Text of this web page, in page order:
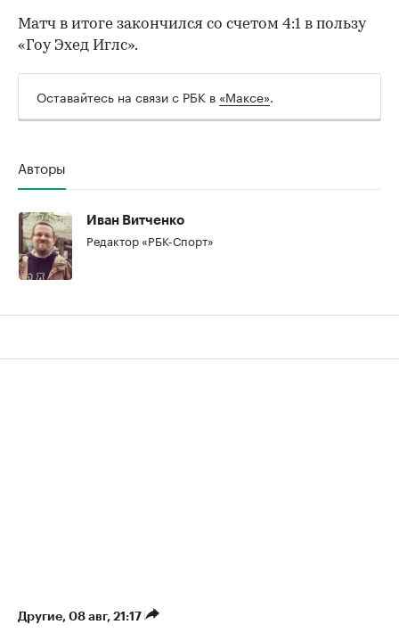
Матч в итоге закончился со счетом 4:1 в пользу
«Гоу Эхед Иглс».
Оставайтесь на связи с РБК в «Максе».
Авторы
Иван Витченко
Редактор «РБК-Спорт»
Другие⁠, 08 авг, 21:17